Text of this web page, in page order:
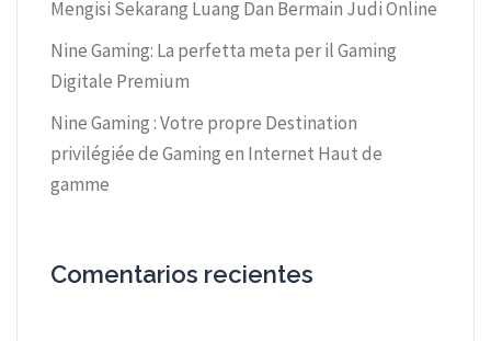
Mengisi Sekarang Luang Dan Bermain Judi Online
Nine Gaming: La perfetta meta per il Gaming
Digitale Premium
Nine Gaming : Votre propre Destination
privilégiée de Gaming en Internet Haut de
gamme
Comentarios recientes